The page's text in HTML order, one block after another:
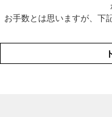
お手数とは思いますが、下